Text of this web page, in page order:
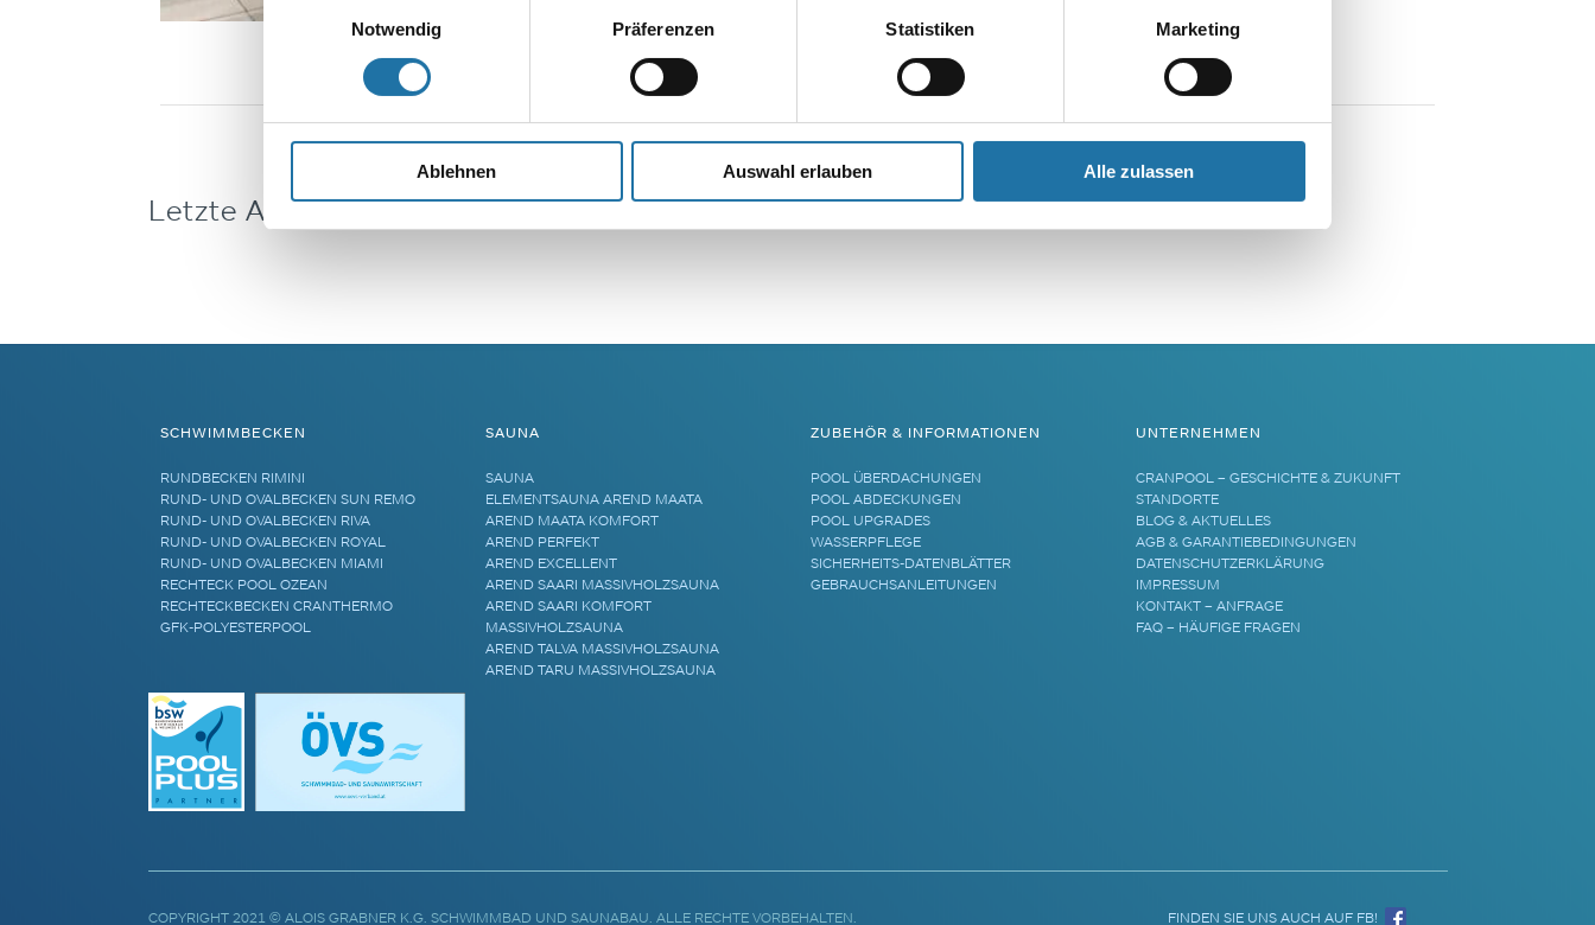
Notwendig
Präferenzen Statistiken Marketing
Ablehnen Auswahl erlauben Alle zulassen
Letzte Artikel
SCHWIMMBECKEN
RUNDBECKEN RIMINI
RUND- UND OVALBECKEN SUN REMO
RUND- UND OVALBECKEN RIVA
RUND- UND OVALBECKEN ROYAL
RUND- UND OVALBECKEN MIAMI
RECHTECK POOL OZEAN
RECHTECKBECKEN CRANTHERMO
GFK-POLYESTERPOOL
SAUNA
SAUNA
ELEMENTSAUNA AREND MAATA
AREND MAATA KOMFORT
AREND PERFEKT
AREND EXCELLENT
AREND SAARI MASSIVHOLZSAUNA
AREND SAARI KOMFORT
MASSIVHOLZSAUNA
AREND TALVA MASSIVHOLZSAUNA
AREND TARU MASSIVHOLZSAUNA
ZUBEHÖR & INFORMATIONEN
POOL ÜBERDACHUNGEN
POOL ABDECKUNGEN
POOL UPGRADES
WASSERPFLEGE
SICHERHEITS-DATENBLÄTTER
GEBRAUCHSANLEITUNGEN
UNTERNEHMEN
CRANPOOL – GESCHICHTE & ZUKUNFT
STANDORTE
BLOG & AKTUELLES
AGB & GARANTIEBEDINGUNGEN
DATENSCHUTZERKLÄRUNG
IMPRESSUM
KONTAKT – ANFRAGE
FAQ – HÄUFIGE FRAGEN
COPYRIGHT 2021 © ALOIS GRABNER K.G. SCHWIMMBAD UND SAUNABAU. ALLE RECHTE VORBEHALTEN. FINDEN SIE UNS AUCH AUF FB!